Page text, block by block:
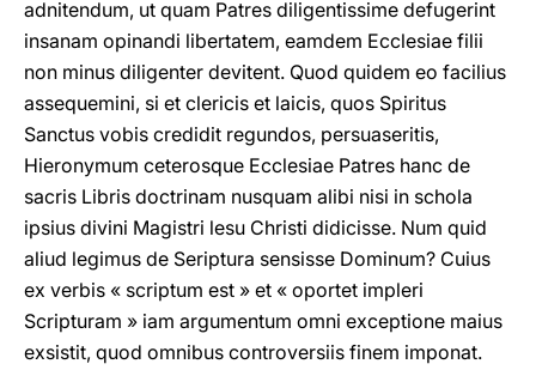
adnitendum, ut quam Patres diligentissime defugerint
insanam opinandi libertatem, eamdem Ecclesiae filii
non minus diligenter devitent. Quod quidem eo facilius
assequemini, si et clericis et laicis, quos Spiritus
Sanctus vobis credidit regundos, persuaseritis,
Hieronymum ceterosque Ecclesiae Patres hanc de
sacris Libris doctrinam nusquam alibi nisi in schola
ipsius divini Magistri lesu Christi didicisse. Num quid
aliud legimus de Seriptura sensisse Dominum? Cuius
ex verbis « scriptum est » et « oportet impleri
Scripturam » iam argumentum omni exceptione maius
exsistit, quod omnibus controversiis finem imponat.